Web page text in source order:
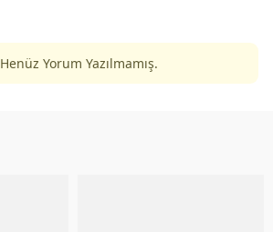
Henüz Yorum Yazılmamış.